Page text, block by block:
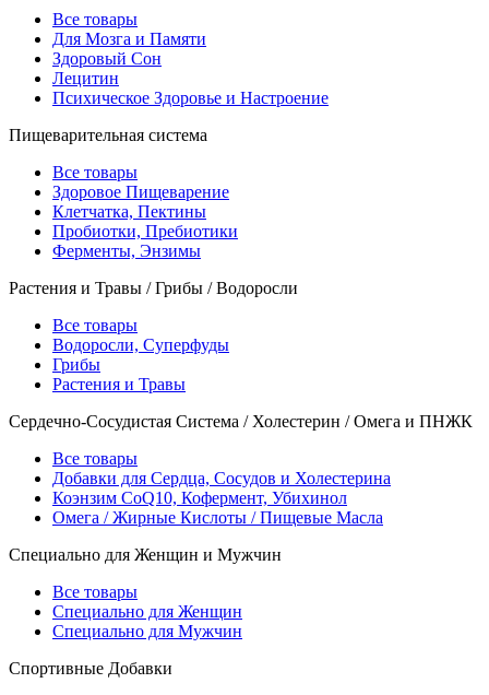
Все товары
Для Мозга и Памяти
Здоровый Сон
Лецитин
Психическое Здоровье и Настроение
Пищеварительная система
Все товары
Здоровое Пищеварение
Клетчатка, Пектины
Пробиотки, Пребиотики
Ферменты, Энзимы
Растения и Травы / Грибы / Водоросли
Все товары
Водоросли, Суперфуды
Грибы
Растения и Травы
Сердечно-Сосудистая Система / Холестерин / Омега и ПНЖК
Все товары
Добавки для Сердца, Сосудов и Холестерина
Коэнзим CoQ10, Кофермент, Убихинол
Омега / Жирные Кислоты / Пищевые Масла
Специально для Женщин и Мужчин
Все товары
Специально для Женщин
Специально для Мужчин
Спортивные Добавки